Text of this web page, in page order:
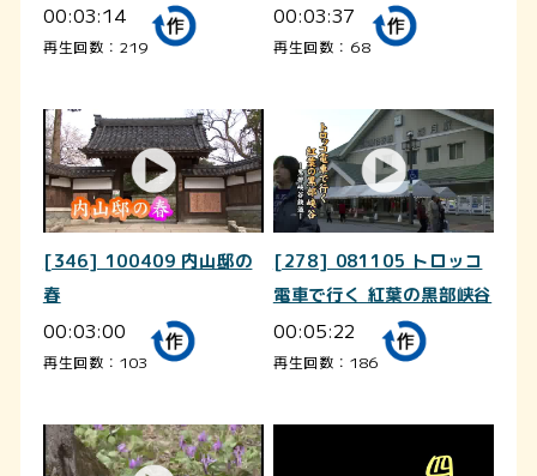
00:03:14
再生回数：219
00:03:37
再生回数：68
[346] 100409 内山邸の
春
00:03:00
再生回数：103
[278] 081105 トロッコ
電車で行く 紅葉の黒部峡谷
00:05:22
再生回数：186